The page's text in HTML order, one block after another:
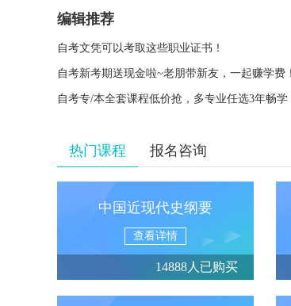
编辑推荐
自考文凭可以考取这些职业证书！
自考新考期送现金啦~老朋带新友，一起赚学费！
自考专/本全套课程低价抢，多专业任选3年畅学
热门课程 报名咨询
中国近现代史纲要
查看详情
14888人已购买